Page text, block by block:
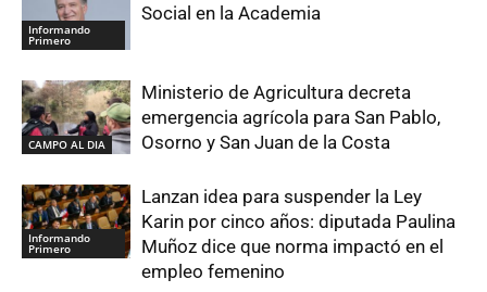
Informando
Primero
Social en la Academia
CAMPO AL DIA
Ministerio de Agricultura decreta
emergencia agrícola para San Pablo,
Osorno y San Juan de la Costa
Informando
Primero
Lanzan idea para suspender la Ley
Karin por cinco años: diputada Paulina
Muñoz dice que norma impactó en el
empleo femenino